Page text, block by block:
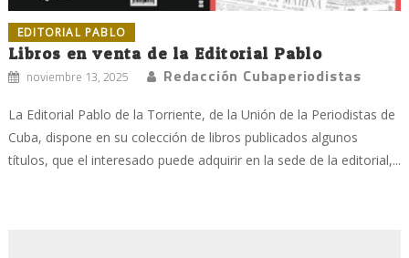
EDITORIAL PABLO
Libros en venta de la Editorial Pablo
noviembre 13, 2025 Redacción Cubaperiodistas
La Editorial Pablo de la Torriente, de la Unión de la Periodistas de
Cuba, dispone en su colección de libros publicados algunos
títulos, que el interesado puede adquirir en la sede de la editorial,...